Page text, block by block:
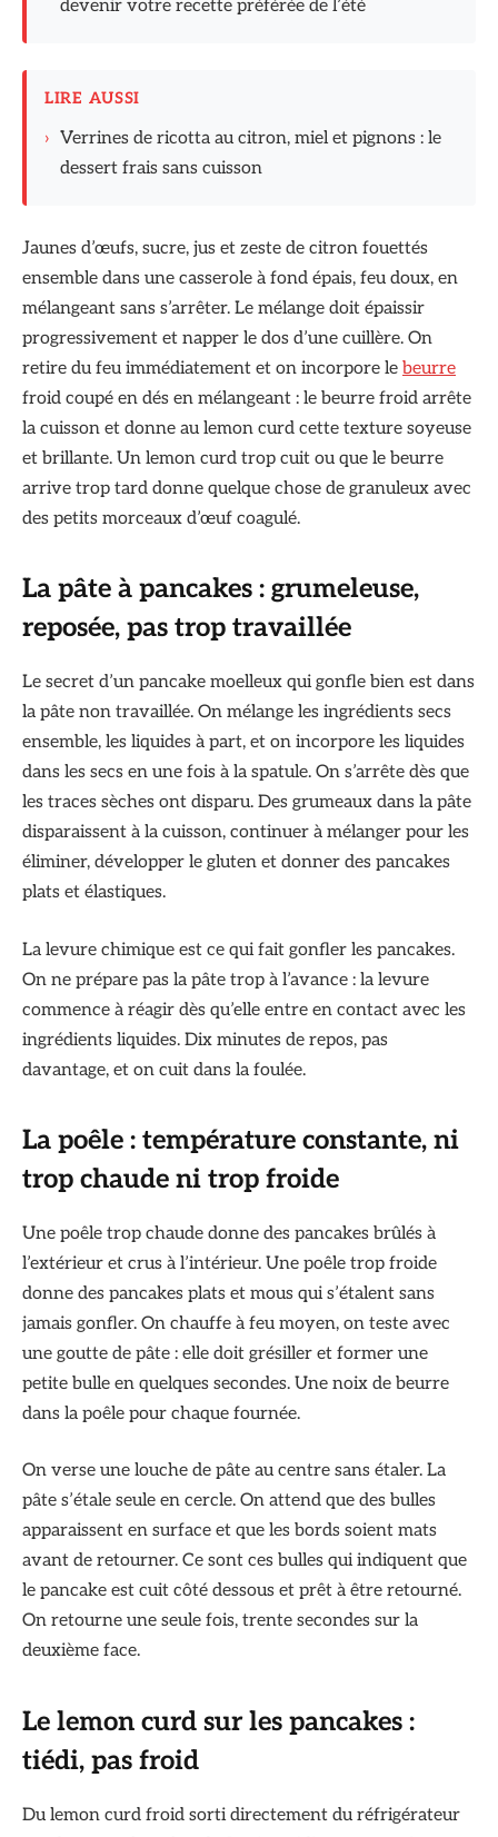
devenir votre recette préférée de l’été
LIRE AUSSI
› Verrines de ricotta au citron, miel et pignons : le
dessert frais sans cuisson
Jaunes d’œufs, sucre, jus et zeste de citron fouettés
ensemble dans une casserole à fond épais, feu doux, en
mélangeant sans s’arrêter. Le mélange doit épaissir
progressivement et napper le dos d’une cuillère. On
retire du feu immédiatement et on incorpore le beurre
froid coupé en dés en mélangeant : le beurre froid arrête
la cuisson et donne au lemon curd cette texture soyeuse
et brillante. Un lemon curd trop cuit ou que le beurre
arrive trop tard donne quelque chose de granuleux avec
des petits morceaux d’œuf coagulé.
La pâte à pancakes : grumeleuse,
reposée, pas trop travaillée
Le secret d’un pancake moelleux qui gonfle bien est dans
la pâte non travaillée. On mélange les ingrédients secs
ensemble, les liquides à part, et on incorpore les liquides
dans les secs en une fois à la spatule. On s’arrête dès que
les traces sèches ont disparu. Des grumeaux dans la pâte
disparaissent à la cuisson, continuer à mélanger pour les
éliminer, développer le gluten et donner des pancakes
plats et élastiques.
La levure chimique est ce qui fait gonfler les pancakes.
On ne prépare pas la pâte trop à l’avance : la levure
commence à réagir dès qu’elle entre en contact avec les
ingrédients liquides. Dix minutes de repos, pas
davantage, et on cuit dans la foulée.
La poêle : température constante, ni
trop chaude ni trop froide
Une poêle trop chaude donne des pancakes brûlés à
l’extérieur et crus à l’intérieur. Une poêle trop froide
donne des pancakes plats et mous qui s’étalent sans
jamais gonfler. On chauffe à feu moyen, on teste avec
une goutte de pâte : elle doit grésiller et former une
petite bulle en quelques secondes. Une noix de beurre
dans la poêle pour chaque fournée.
On verse une louche de pâte au centre sans étaler. La
pâte s’étale seule en cercle. On attend que des bulles
apparaissent en surface et que les bords soient mats
avant de retourner. Ce sont ces bulles qui indiquent que
le pancake est cuit côté dessous et prêt à être retourné.
On retourne une seule fois, trente secondes sur la
deuxième face.
Le lemon curd sur les pancakes :
tiédi, pas froid
Du lemon curd froid sorti directement du réfrigérateur